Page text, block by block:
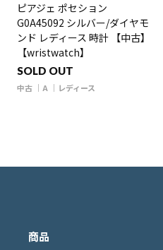
ピアジェ ポセション
G0A45092 シルバー/ダイヤモ
ンド レディース 時計 【中古】
【wristwatch】
SOLD OUT
中古 A レディース
商品